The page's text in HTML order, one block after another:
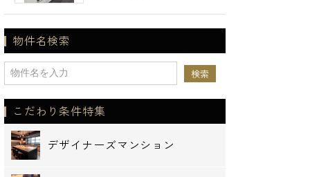
物件名検索
こだわり条件特集
デザイナーズマンション